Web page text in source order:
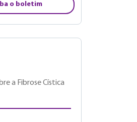
o boletim
a Fibrose Cística